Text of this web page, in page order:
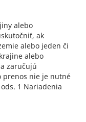
alebo
ak
alebo jeden či
alebo
zaručujú
prenos nie je nutné
1 Nariadenia